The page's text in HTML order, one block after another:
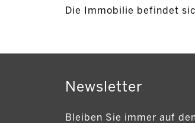
Die Immobilie befindet
Newsletter
Bleiben Sie immer auf